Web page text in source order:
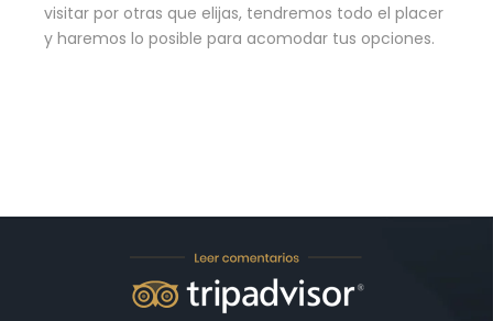
visitar por otras que elijas, tendremos todo el placer
y haremos lo posible para acomodar tus opciones.